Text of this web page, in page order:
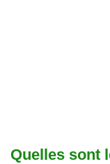
Quelles sont